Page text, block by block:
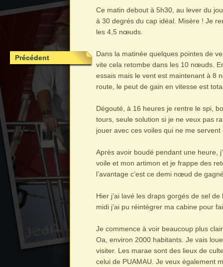
Ce matin debout à 5h30, au lever du
à 30 degrés du cap idéal. Misère ! Je
les 4,5 nœuds.
Dans la matinée quelques pointes de
vite cela retombe dans les 10 nœuds.
essais mais le vent est maintenant à 8
route, le peut de gain en vitesse est
Dégouté, à 16 heures je rentre le spi,
tours, seule solution si je ne veux pas
jouer avec ces voiles qui ne me servent
Après avoir boudé pendant une heure,
voile et mon artimon et je frappe des
l’avantage c’est ce demi nœud de
Hier j’ai lavé les draps gorgés de sel
midi j’ai pu réintégrer ma cabine pour
Je commence à voir beaucoup plus
Oa, environ 2000 habitants. Je vais
visiter. Les marae sont des lieux de
celui de PUAMAU. Je veux également
Précédent